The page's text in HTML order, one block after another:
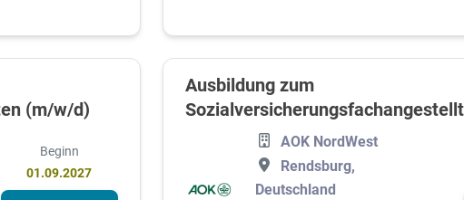
(m/w/d)
Beginn
01.09.2027
Ausbildung zum
AOK NordWest
Rendsburg,
Deutschland